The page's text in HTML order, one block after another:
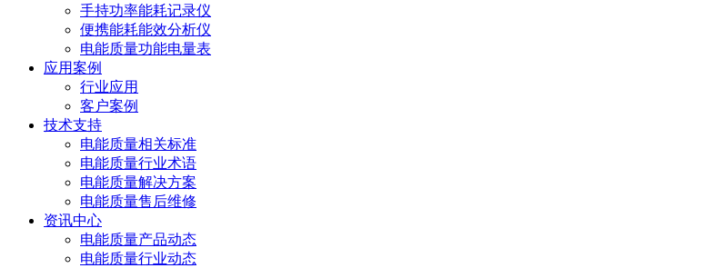
手持功率能耗记录仪
便携能耗能效分析仪
电能质量功能电量表
应用案例
行业应用
客户案例
技术支持
电能质量相关标准
电能质量行业术语
电能质量解决方案
电能质量售后维修
资讯中心
电能质量产品动态
电能质量行业动态